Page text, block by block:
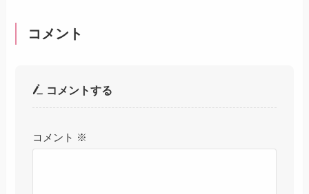
コメント
コメントする
コメント ※